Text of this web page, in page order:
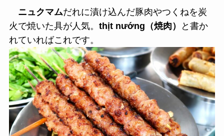
ニュクマムだれに漬け込んだ豚肉やつくねを炭
火で焼いた具が人気。 thịt nướng（焼肉）
と書か
れていればこれです。